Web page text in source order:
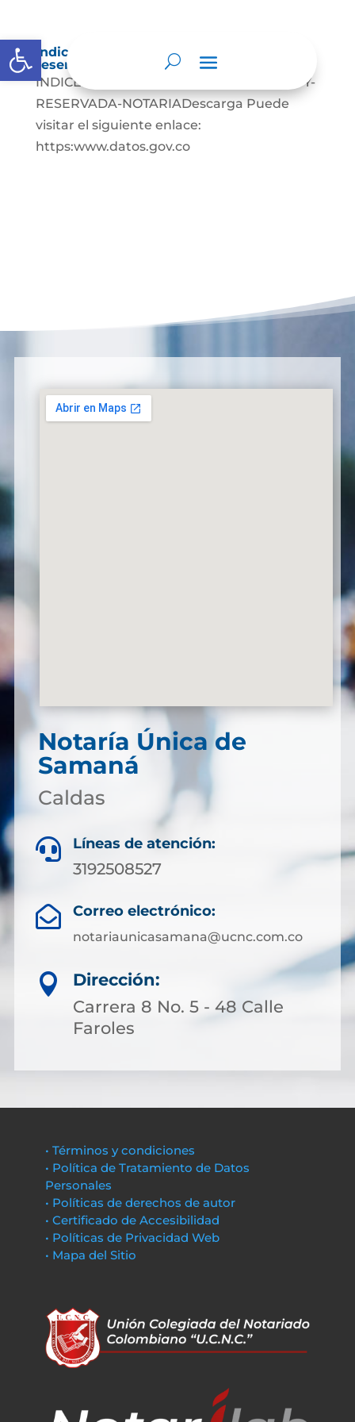
Abrir barra de herramientas
Índice de información clasificada y
reservada
INDICE-DE-INFORMACION-CLASIFICADA-Y-
RESERVADA-NOTARIADescarga Puede
visitar el siguiente enlace:
https:www.datos.gov.co
Notaría Única de
Samaná
Caldas
 Líneas de atención:
3192508527
 Correo electrónico:
notariaunicasamana@ucnc.com.co

Dirección:
Carrera 8 No. 5 - 48 Calle
Faroles
• Términos y condiciones
• Política de Tratamiento de Datos
Personales
• Políticas de derechos de autor
• Certificado de Accesibilidad
• Políticas de Privacidad Web
• Mapa del Sitio